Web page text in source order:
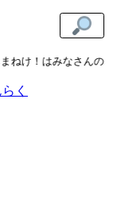
！はみなさんのあた
く